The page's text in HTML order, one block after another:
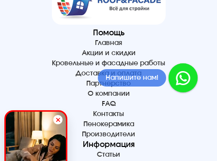
Помощь
Главная
Акции и скидки
Кровельные и фасадные работы
Доставка и оплата
Партнерство
О компании
FAQ
Контакты
Пенокерамика
Производители
Информация
Статьи
Напишите нам!